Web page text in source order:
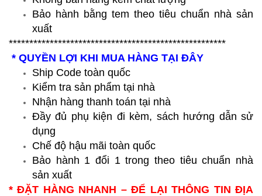
Bảo hành bằng tem theo tiêu chuẩn nhà sản
xuất
*****************************************************
* QUYỀN LỢI KHI MUA HÀNG TẠI ĐÂY
Ship Code toàn quốc
Kiểm tra sản phẩm tại nhà
Nhận hàng thanh toán tại nhà
Đầy đủ phụ kiện đi kèm, sách hướng dẫn sử
dụng
Chế độ hậu mãi toàn quốc
Bảo hành 1 đổi 1 trong theo tiêu chuẩn nhà
sản xuất
* ĐẶT HÀNG NHANH – ĐỂ LẠI THÔNG TIN ĐỊA